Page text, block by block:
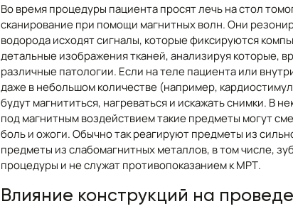
Во время процедуры пациента просят лечь на стол
сканирование при помощи магнитных волн. Они
водорода исходят сигналы, которые фиксируются
детальные изображения тканей, анализируя которые,
различные патологии. Если на теле пациента или
даже в небольшом количестве (например,
будут магнититься, нагреваться и искажать снимки. В
под магнитным воздействием такие предметы могут
боль и ожоги. Обычно так реагируют предметы из
предметы из слабомагнитных металлов, в том числе,
процедуры и не служат противопоказанием к МРТ.
Влияние конструкций на